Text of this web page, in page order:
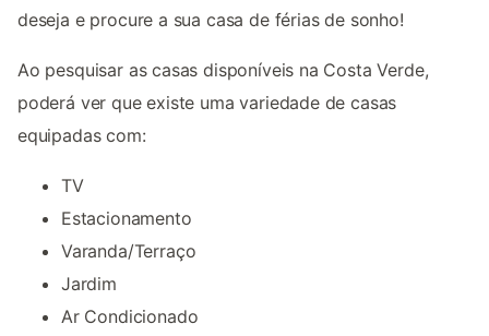
deseja e procure a sua casa de férias de sonho!
Ao pesquisar as casas disponíveis na Costa Verde,
poderá ver que existe uma variedade de casas
equipadas com:
TV
Estacionamento
Varanda/Terraço
Jardim
Ar Condicionado